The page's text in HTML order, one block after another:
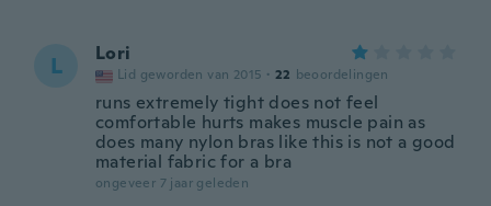
L Lori
Lid geworden van 2015 · 22 beoordelingen
runs extremely tight does not feel
comfortable hurts makes muscle pain as
does many nylon bras like this is not a good
material fabric for a bra
ongeveer 7 jaar geleden